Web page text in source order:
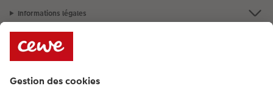
Informations légales
Assortiment